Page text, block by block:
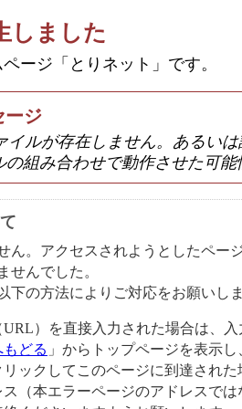
しました
ージ「とりネット」です。
ージ
イルが存在しません。あるい
組み合わせで動作させた可能
ん。アクセスされようとしたペー
せんでした。
下の方法によりご対応をお願いしま
）を直接入力された場合は、入
どる 」からトップページを表示
リックしてこのページに到達され
ス（本エラーページのアドレスで